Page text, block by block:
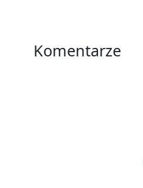
Komentarze